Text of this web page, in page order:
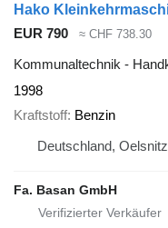
Hako
EUR 790
≈ CHF 738.30
Kommunaltechnik -
1998
Kraftstoff Benzin
Deutschland,
Fa. Basan GmbH